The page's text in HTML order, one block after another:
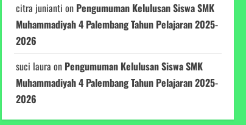
citra junianti on Pengumuman Kelulusan Siswa SMK
Muhammadiyah 4 Palembang Tahun Pelajaran 2025-
2026
suci laura on Pengumuman Kelulusan Siswa SMK
Muhammadiyah 4 Palembang Tahun Pelajaran 2025-
2026